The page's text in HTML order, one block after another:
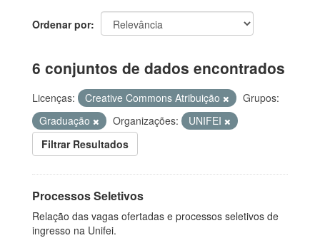
Ordenar por
6 conjuntos de dados encontrados
Licenças: Creative Commons Atribuição
Grupos:
Graduação
Organizações:
UNIFEI
Filtrar Resultados
Processos Seletivos
Relação das vagas ofertadas e processos seletivos de
ingresso na Unifei.